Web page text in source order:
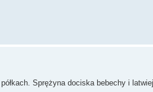
Sprężyna dociska bebechy i